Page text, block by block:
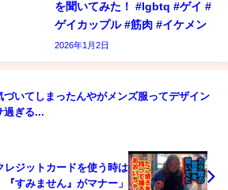
を聞いてみた！ #lgbtq #ゲイ #
ゲイカップル #筋肉 #イケメン
2026年1月2日
づいてしまったんやがメンズ服ってデザイン
過ぎる...
レジットカードを使う時は
『すみません』がマナー」